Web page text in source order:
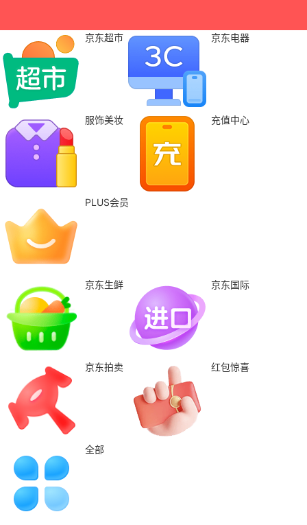
京东超市 京东电器
服饰美妆 充值中心
PLUS会员
京东生鲜 京东国际
京东拍卖 红包惊喜
全部